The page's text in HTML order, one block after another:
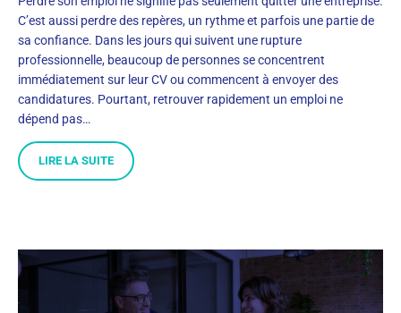
C’est aussi perdre des repères, un rythme et parfois une partie de
sa confiance. Dans les jours qui suivent une rupture
professionnelle, beaucoup de personnes se concentrent
immédiatement sur leur CV ou commencent à envoyer des
candidatures. Pourtant, retrouver rapidement un emploi ne
dépend pas…
LIRE LA SUITE